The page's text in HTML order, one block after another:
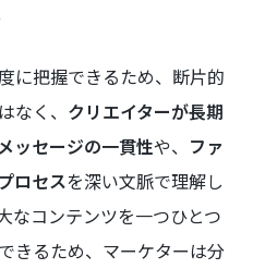
に把握できるため、断片的
なく、 クリエイターが長期
ッセージの一貫性や、 ファ
ロセスを深い文脈で理解し
なコンテンツを一つひとつ
きるため、マーケターは分